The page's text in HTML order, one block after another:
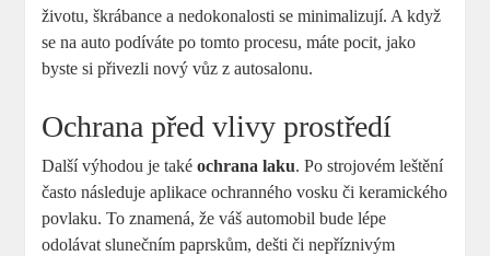
životu, škrábance a⁣ nedokonalosti se minimalizují. A když
se na auto podíváte po tomto ⁢procesu, máte pocit, jako
byste si přivezli​ nový vůz z autosalonu.
Ochrana před vlivy ⁤prostředí
Další výhodou je také‍ochrana‌ laku. Po strojovém leštění
často⁣ následuje aplikace‌ ochranného ⁢vosku či ‌keramického
povlaku. To znamená, že váš automobil bude lépe
odolávat ‌slunečním ​paprskům, dešti ‌či nepříznivým